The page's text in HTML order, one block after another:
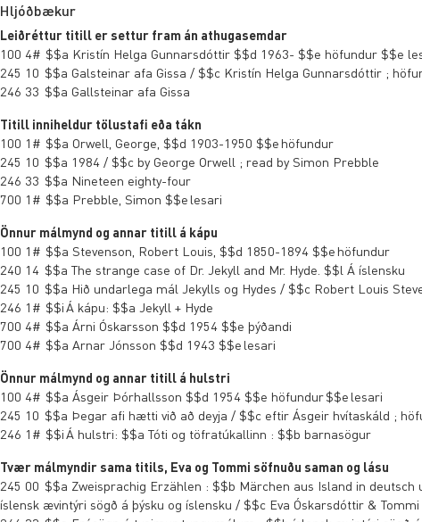
Hljóðbækur
Leiðréttur titill er settur fram án athugasemdar
100 4# $$a Kristín Helga Gunnarsdóttir $$d 1963- $$e höfundur $$e
245 10 $$a Galsteinar afa Gissa / $$c Kristín Helga Gunnarsdóttir ;
246 33 $$a Gallsteinar afa Gissa
Titill inniheldur tölustafi eða tákn
100 1# $$a Orwell, George, $$d 1903-1950 $$e höfundur
245 10 $$a 1984 / $$c by George Orwell ; read by Simon Prebble
246 33 $$a Nineteen eighty-four
700 1# $$a Prebble, Simon $$e lesari
Önnur málmynd og annar titill á kápu
100 1# $$a Stevenson, Robert Louis, $$d 1850-1894 $$e höfundur
240 14 $$a The strange case of Dr. Jekyll and Mr. Hyde. $$l Á íslensku
245 10 $$a Hið undarlega mál Jekylls og Hydes / $$c Robert Louis
246 1# $$i Á kápu: $$a Jekyll + Hyde
700 4# $$a Árni Óskarsson $$d 1954 $$e þýðandi
700 4# $$a Arnar Jónsson $$d 1943 $$e lesari
Önnur málmynd og annar titill á hulstri
100 4# $$a Ásgeir Þórhallsson $$d 1954 $$e höfundur $$e lesari
245 10 $$a Þegar afi hætti við að deyja / $$c eftir Ásgeir hvítaskáld ;
246 1# $$i Á hulstri: $$a Tóti og töfratúkallinn : $$b barnasögur
Tvær málmyndir sama titils, Eva og Tommi söfnuðu saman og lásu
245 00 $$a Zweisprachig Erzählen : $$b Märchen aus Island in
íslensk ævintýri sögð á þýsku og íslensku / $$c Eva Óskarsdóttir &